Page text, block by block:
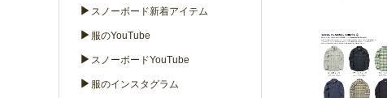
▶ スノーボード新着アイテム
▶ 服のYouTube
▶ スノーボードYouTube
▶ 服のインスタグラム